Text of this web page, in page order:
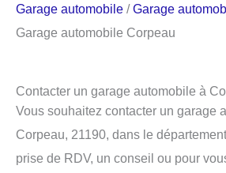
Garage automobile /Garage
Garage automobile Corpeau
Contacter un garage automobile à
Vous souhaitez contacter un garage
Corpeau, 21190, dans le
prise de RDV, un conseil ou pour